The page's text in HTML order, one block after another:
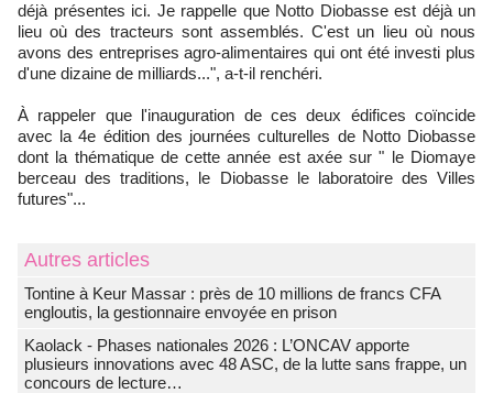
déjà présentes ici. Je rappelle que Notto Diobasse est déjà un
lieu où des tracteurs sont assemblés. C'est un lieu où nous
avons des entreprises agro-alimentaires qui ont été investi plus
d'une dizaine de milliards...", a-t-il renchéri.
À rappeler que l'inauguration de ces deux édifices coïncide
avec la 4e édition des journées culturelles de Notto Diobasse
dont la thématique de cette année est axée sur " le Diomaye
berceau des traditions, le Diobasse le laboratoire des Villes
futures"...
Autres articles
Tontine à Keur Massar : près de 10 millions de francs CFA
engloutis, la gestionnaire envoyée en prison
Kaolack - Phases nationales 2026 : L’ONCAV apporte
plusieurs innovations avec 48 ASC, de la lutte sans frappe, un
concours de lecture…